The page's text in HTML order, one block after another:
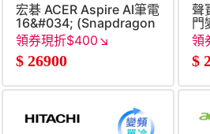
宏碁 ACER Aspire AI筆電
16&#034; (Snapdragon
X1-26-
領券現折$400↘
$ 26900
聲
門
領
$